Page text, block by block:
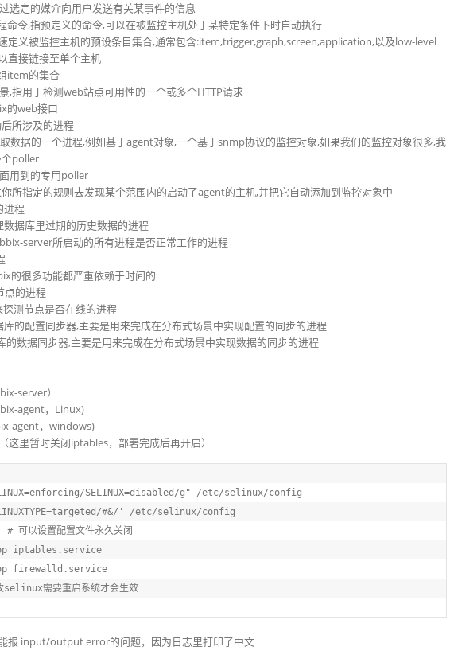
选定的媒介向用户发送有关某事件的信息
令,指预定义的命令,可以在被监控主机处于某特定条件下时自动执行
定义被监控主机的预设条目集合,通常包含:item,trigger,graph,screen,application,以及low-level
直接链接至单个主机
item的集合
,指用于检测web站点可用性的一个或多个HTTP请求
的web接口
所涉及的进程
数据的一个进程,例如基于agent对象,一个基于snmp协议的监控对象,如果我们的监控对象很多,我
poller
用到的专用poller
所指定的规则去发现某个范围内的启动了agent的主机,并把它自动添加到监控对象中
进程
据库里过期的历史数据的进程
server所启动的所有进程是否正常工作的进程
的很多功能都严重依赖于时间的
点的进程
测节点是否在线的进程
的配置同步器,主要是用来完成在分布式场景中实现配置的同步的进程
的数据同步器,主要是用来完成在分布式场景中实现数据的同步的进程
server）
agent，Linux)
agent，windows)
这里暂时关闭iptables，部署完成后再开启）
SELINUX=disabled/g" /etc/selinux/config
#&/'
/etc/selinux/config
# 可以设置配置文件永久关闭
iptables.service
firewalld.service
selinux需要重启系统才会生效
报 input/output error的问题，因为日志里打印了中文